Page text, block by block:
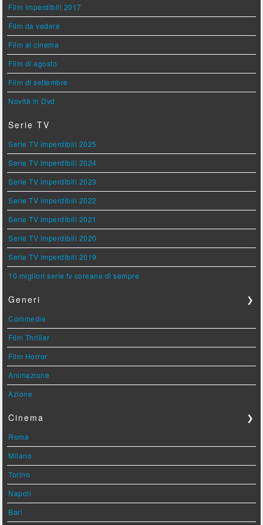
Film imperdibili 2017
Film da vedere
Film al cinema
Film di agosto
Film di settembre
Novità in Dvd
Serie TV
Serie TV imperdibili 2025
Serie TV imperdibili 2024
Serie TV imperdibili 2023
Serie TV imperdibili 2022
Serie TV imperdibili 2021
Serie TV imperdibili 2020
Serie TV imperdibili 2019
10 migliori serie tv coreane di sempre
Generi ❯
Commedie
Film Thriller
Film Horror
Animazione
Azione
Cinema ❯
Roma
Milano
Torino
Napoli
Bari